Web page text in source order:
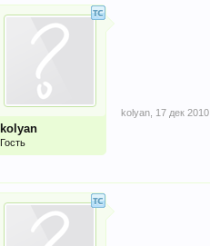
kolyan
Гость
kolyan 17 дек 2010